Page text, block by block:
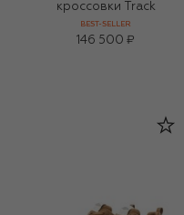
кроссовки Track
BEST-SELLER
146 500 ₽